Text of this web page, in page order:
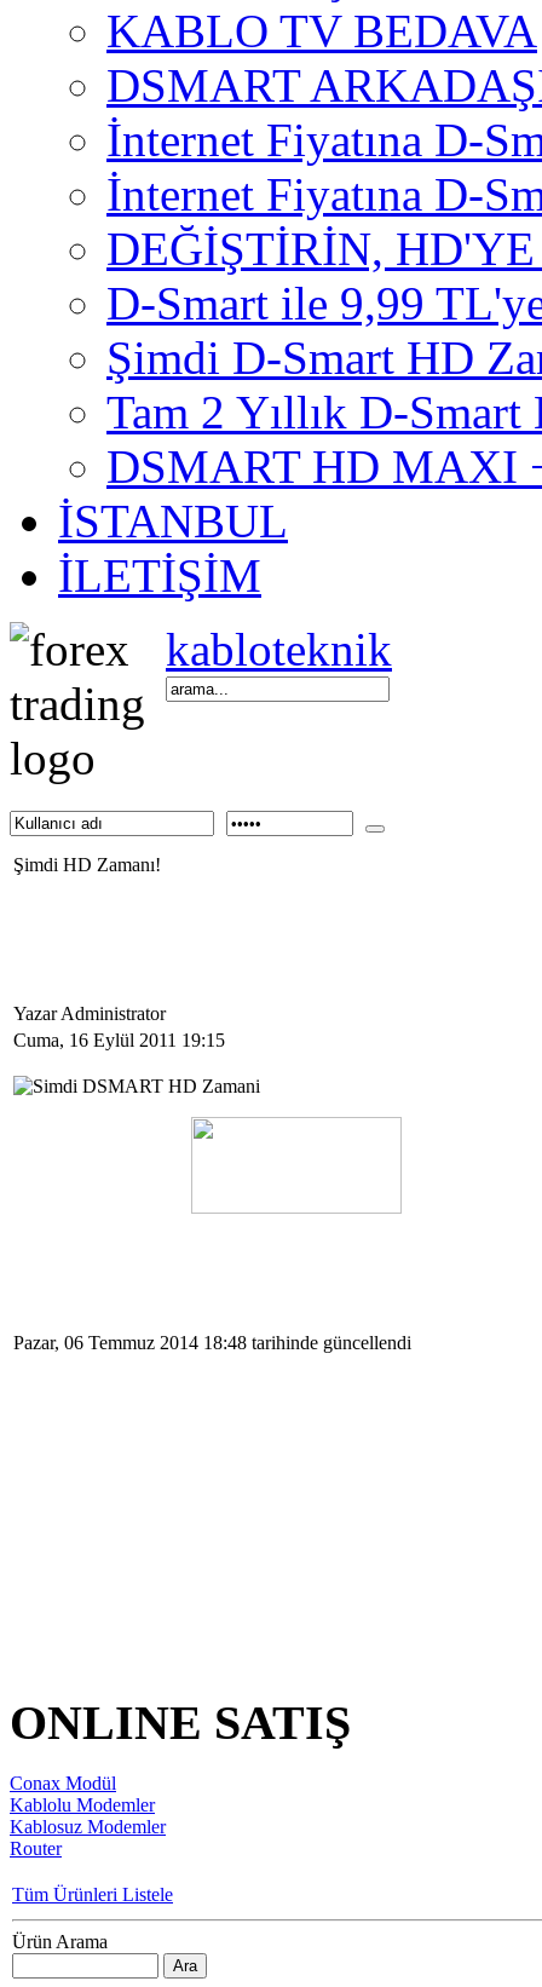
KABLO TV BEDAVA
DSMART
İnternet Fiyatına D-
İnternet Fiyatına D-
DEĞİŞTİRİN,
D-Smart ile 9,99 TL'ye
Şimdi D-Smart HD
Tam 2 Yıllık D-Smart
DSMART HD MAXI
İSTANBUL
İLETİŞİM
kabloteknik
Şimdi HD Zamanı!
Yazar Administrator
Cuma, 16 Eylül 2011 19:15
Pazar, 06 Temmuz 2014 18:48 tarihinde güncellendi
ONLINE SATIŞ
Conax Modül
Kablolu Modemler
Kablosuz Modemler
Router
Tüm Ürünleri Listele
Ürün Arama